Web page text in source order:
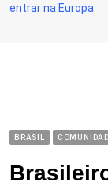
entrar na Europa
BRASIL